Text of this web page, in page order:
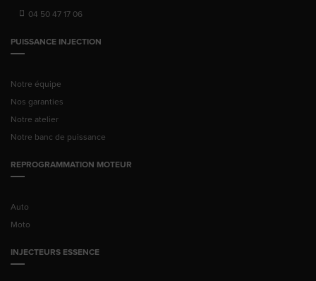
04 50 47 17 06
PUISSANCE INJECTION
Notre équipe
Nos garanties
Notre atelier
Notre banc de puissance
REPROGRAMMATION MOTEUR
Auto
Moto
INJECTEURS ESSENCE